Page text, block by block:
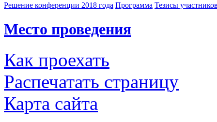
Решение конференции 2018 года Программа Тезисы
Место проведения
Как проехать
Распечатать страницу
Карта сайта